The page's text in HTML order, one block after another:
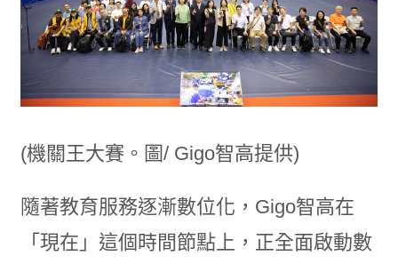
(機關王大賽。圖/ Gigo智高提供)
隨著教育服務逐漸數位化，Gigo智高在
「現在」這個時間節點上，正全面啟動數